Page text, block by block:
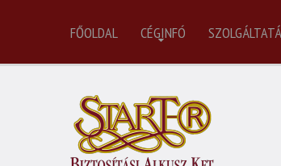
FŐOLDAL CÉGINFÓ